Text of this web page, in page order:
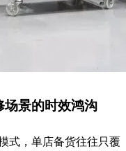
场景的时效鸿沟
式，单店备货往往只覆